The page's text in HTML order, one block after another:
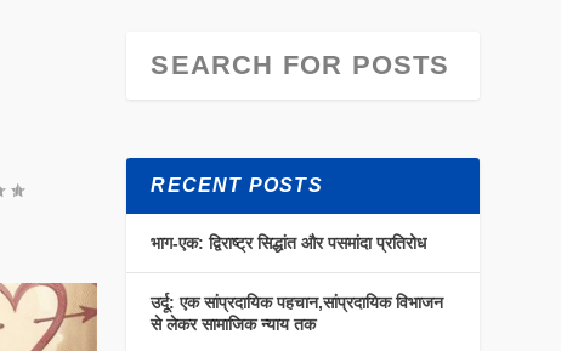
RECENT POSTS
भाग-एक: द्विराष्ट्र सिद्धांत और पसमांदा प्रतिरोध
उर्दू: एक सांप्रदायिक पहचान,सांप्रदायिक विभाजन
से लेकर सामाजिक न्याय तक